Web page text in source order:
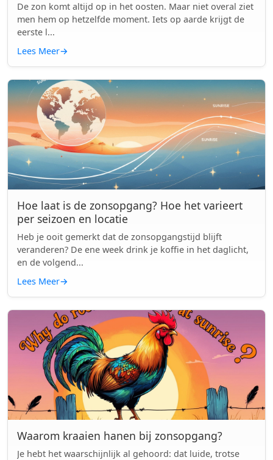
De zon komt altijd op in het oosten. Maar niet overal ziet
men hem op hetzelfde moment. Iets op aarde krijgt de
eerste l...
Lees Meer→
Hoe laat is de zonsopgang? Hoe het varieert
per seizoen en locatie
Heb je ooit gemerkt dat de zonsopgangstijd blijft
veranderen? De ene week drink je koffie in het daglicht,
en de volgend...
Lees Meer→
Waarom kraaien hanen bij zonsopgang?
Je hebt het waarschijnlijk al gehoord: dat luide, trotse